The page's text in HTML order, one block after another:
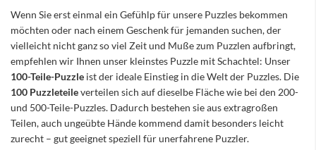
Wenn Sie erst einmal ein Gefühlp für unsere Puzzles bekommen
möchten oder nach einem Geschenk für jemanden suchen, der
vielleicht nicht ganz so viel Zeit und Muße zum Puzzlen aufbringt,
empfehlen wir Ihnen unser kleinstes Puzzle mit Schachtel: Unser
100-Teile-Puzzle ist der ideale Einstieg in die Welt der Puzzles. Die
100 Puzzleteileverteilen sich auf dieselbe Fläche wie bei den 200-
und 500-Teile-Puzzles. Dadurch bestehen sie aus extragroßen
Teilen, auch ungeübte Hände kommend damit besonders leicht
zurecht – gut geeignet speziell für unerfahrene Puzzler.